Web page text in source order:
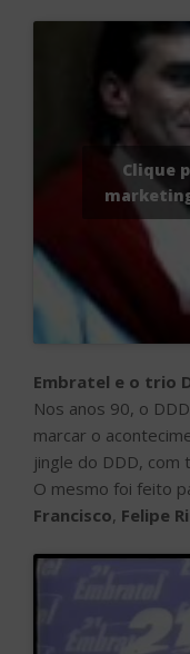
Clique
Embratel e o trio
Nos anos 90, o
marcar o
jingle do DDD, com
O mesmo foi feito
Francisco, Felipe